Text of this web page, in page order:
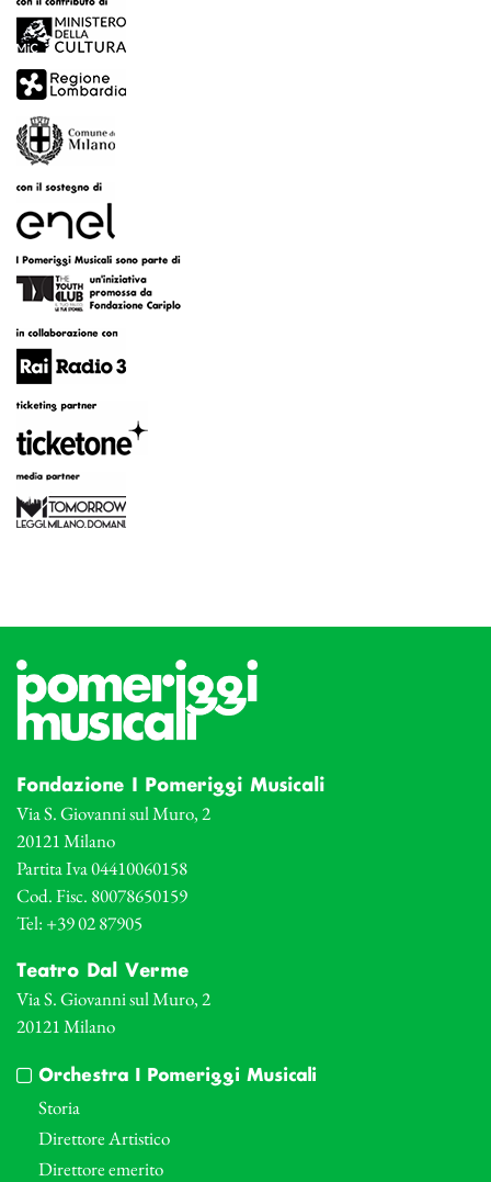
Fondazione I Pomeriggi Musicali
Via S. Giovanni sul Muro, 2
20121 Milano
Partita Iva 04410060158
Cod. Fisc. 80078650159
Tel: +39 02 87905
Teatro Dal Verme
Via S. Giovanni sul Muro, 2
20121 Milano
Orchestra I Pomeriggi Musicali
Storia
Direttore Artistico
Direttore emerito